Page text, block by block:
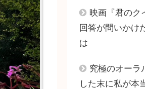
映画『君のク
回答が問いかけ
は
究極のオーラ
した末に私が本